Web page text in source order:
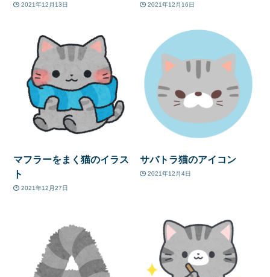
2021年12月13日 2021年12月16日
マフラーをまく猫のイラス
ト
2021年12月27日
サバトラ猫のアイコン
2021年12月4日